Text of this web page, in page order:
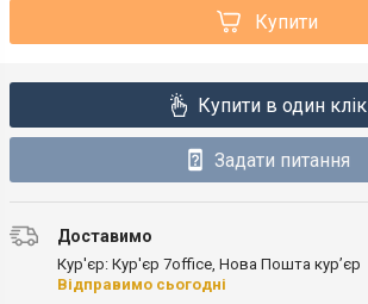
Купити
Купити в один клік
Задати питання
Доставимо
Кур'єр: Кур'єр 7office, Нова Пошта кур’єр
Відправимо сьогодні